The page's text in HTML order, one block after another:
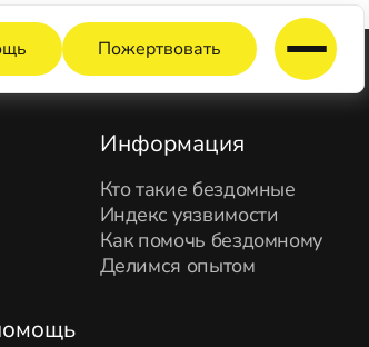
Пожертвовать
Информация
Кто такие бездомные
Индекс уязвимости
Как помочь бездомному
Делимся опытом